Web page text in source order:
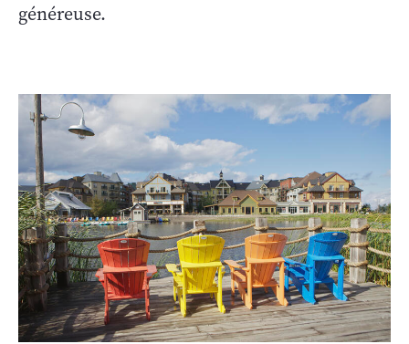
généreuse.